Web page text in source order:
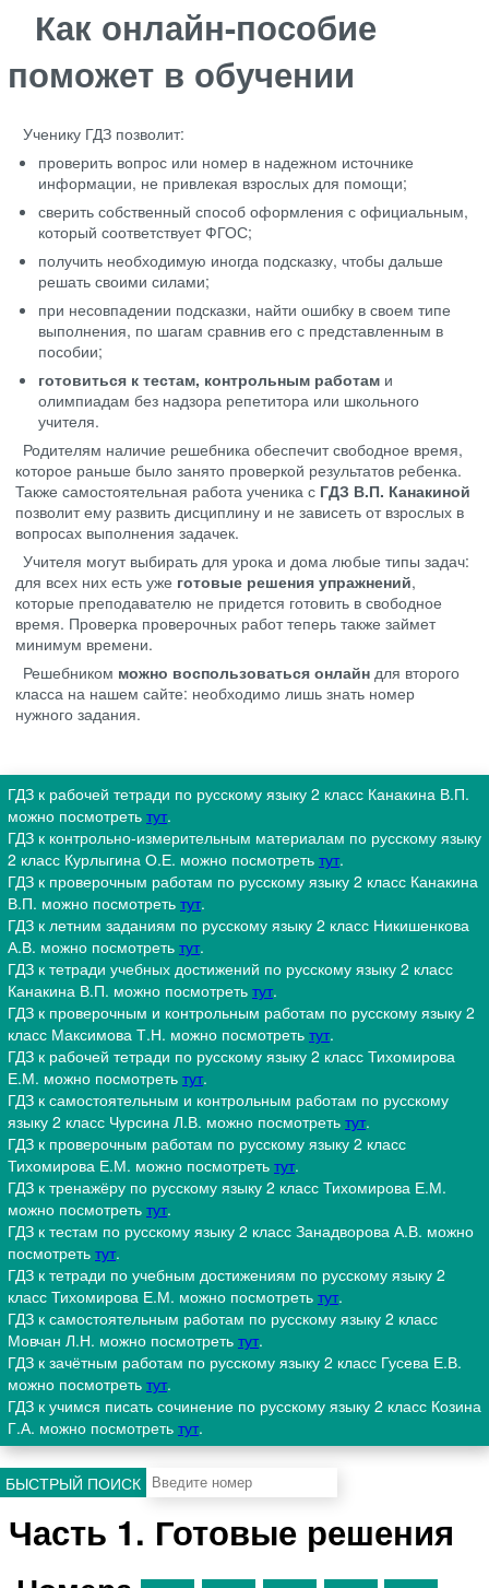
Как онлайн-пособие
поможет в обучении
Ученику ГДЗ позволит:
проверить вопрос или номер в надежном источнике
информации, не привлекая взрослых для помощи;
сверить собственный способ оформления с официальным,
который соответствует ФГОС;
получить необходимую иногда подсказку, чтобы дальше
решать своими силами;
при несовпадении подсказки, найти ошибку в своем типе
выполнения, по шагам сравнив его с представленным в
пособии;
готовиться к тестам, контрольным работам и
олимпиадам без надзора репетитора или школьного
учителя.
Родителям наличие решебника обеспечит свободное время,
которое раньше было занято проверкой результатов ребенка.
Также самостоятельная работа ученика с ГДЗ В.П. Канакиной
позволит ему развить дисциплину и не зависеть от взрослых в
вопросах выполнения задачек.
Учителя могут выбирать для урока и дома любые типы задач:
для всех них есть уже готовые решения упражнений,
которые преподавателю не придется готовить в свободное
время. Проверка проверочных работ теперь также займет
минимум времени.
Решебником можно воспользоваться онлайн для второго
класса на нашем сайте: необходимо лишь знать номер
нужного задания.
ГДЗ к рабочей тетради по русскому языку 2 класс Канакина В.П.
можно посмотреть тут.
ГДЗ к контрольно-измерительным материалам по русскому языку
2 класс Курлыгина О.Е. можно посмотреть тут.
ГДЗ к проверочным работам по русскому языку 2 класс Канакина
В.П. можно посмотреть тут.
ГДЗ к летним заданиям по русскому языку 2 класс Никишенкова
А.В. можно посмотреть тут.
ГДЗ к тетради учебных достижений по русскому языку 2 класс
Канакина В.П. можно посмотреть тут.
ГДЗ к проверочным и контрольным работам по русскому языку 2
класс Максимова Т.Н. можно посмотреть тут.
ГДЗ к рабочей тетради по русскому языку 2 класс Тихомирова
Е.М. можно посмотреть тут.
ГДЗ к самостоятельным и контрольным работам по русскому
языку 2 класс Чурсина Л.В. можно посмотреть тут.
ГДЗ к проверочным работам по русскому языку 2 класс
Тихомирова Е.М. можно посмотреть тут.
ГДЗ к тренажёру по русскому языку 2 класс Тихомирова Е.М.
можно посмотреть тут.
ГДЗ к тестам по русскому языку 2 класс Занадворова А.В. можно
посмотреть тут.
ГДЗ к тетради по учебным достижениям по русскому языку 2
класс Тихомирова Е.М. можно посмотреть тут.
ГДЗ к самостоятельным работам по русскому языку 2 класс
Мовчан Л.Н. можно посмотреть тут.
ГДЗ к зачётным работам по русскому языку 2 класс Гусева Е.В.
можно посмотреть тут.
ГДЗ к учимся писать сочинение по русскому языку 2 класс Козина
Г.А. можно посмотреть тут.
БЫСТРЫЙ ПОИСК
Часть 1. Готовые решения